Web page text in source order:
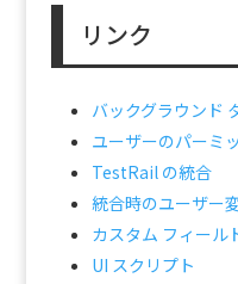
リンク
バックグラウンド
ユーザーのパーミ
TestRail の統合
統合時のユーザー
カスタム フィール
UI スクリプト